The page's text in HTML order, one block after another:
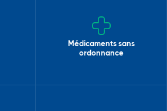
Médicaments sans
ordonnance